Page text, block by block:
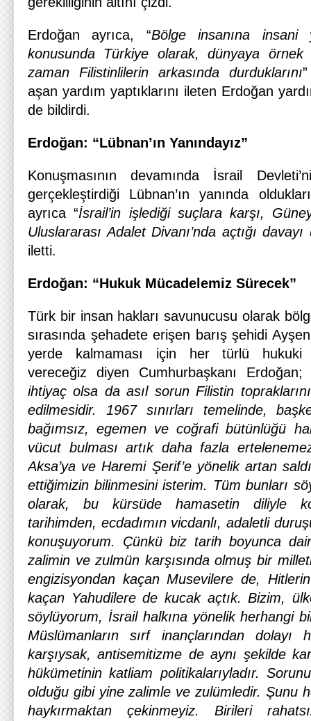
Erdoğan ayrıca, “Bölge insanına insani
konusunda Türkiye olarak, dünyaya
zaman Filistinlilerin arkasında durduklarını
aşan yardım yaptıklarını ileten Erdoğan
de bildirdi.
Erdoğan: “Lübnan’ın Yanındayız”
Konuşmasının devamında İsrail
gerçekleştirdiği Lübnan’ın yanında
ayrıca “İsrail’in işlediği suçlara karşı,
Uluslararası Adalet Divanı’nda açtığı
iletti.
Erdoğan: “Hukuk Mücadelemiz Sürecek”
Türk bir insan hakları savunucusu olarak
sırasında şehadete erişen barış şehidi
yerde kalmaması için her türlü hukuki
vereceğiz diyen Cumhurbaşkanı
ihtiyaç olsa da asıl sorun Filistin
edilmesidir. 1967 sınırları temelinde,
bağımsız, egemen ve coğrafi bütünlüğü
vücut bulması artık daha fazla
Aksa’ya ve Haremi Şerif’e yönelik artan
ettiğimizin bilinmesini isterim. Tüm bunları
olarak, bu kürsüde hamasetin diliyle
tarihimden, ecdadımın vicdanlı, adaletli
konuşuyorum. Çünkü biz tarih boyunca
zalimin ve zulmün karşısında olmuş bir
engizisyondan kaçan Musevilere de,
kaçan Yahudilere de kucak açtık. Bizim,
söylüyorum, İsrail halkına yönelik herhangi
Müslümanların sırf inançlarından dolayı
karşıysak, antisemitizme de aynı şekilde
hükümetinin katliam politikalarıyladır.
olduğu gibi yine zalimle ve zulümledir. Şunu
haykırmaktan çekinmeyiz. Birileri